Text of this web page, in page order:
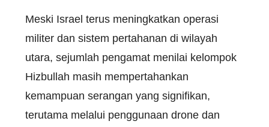
Meski Israel terus meningkatkan operasi
militer dan sistem pertahanan di wilayah
utara, sejumlah pengamat menilai kelompok
Hizbullah masih mempertahankan
kemampuan serangan yang signifikan,
terutama melalui penggunaan drone dan